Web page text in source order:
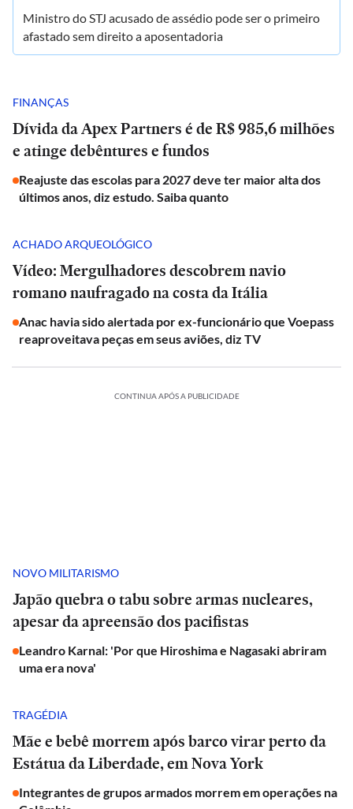
Ministro do STJ acusado de assédio pode ser o primeiro
afastado sem direito a aposentadoria
FINANÇAS
Dívida da Apex Partners é de R$ 985,6 milhões
e atinge debêntures e fundos
Reajuste das escolas para 2027 deve ter maior alta dos
últimos anos, diz estudo. Saiba quanto
ACHADO ARQUEOLÓGICO
Vídeo: Mergulhadores descobrem navio
romano naufragado na costa da Itália
Anac havia sido alertada por ex-funcionário que Voepass
reaproveitava peças em seus aviões, diz TV
CONTINUA APÓS A PUBLICIDADE
NOVO MILITARISMO
Japão quebra o tabu sobre armas nucleares,
apesar da apreensão dos pacifistas
Leandro Karnal: 'Por que Hiroshima e Nagasaki abriram
uma era nova'
TRAGÉDIA
Mãe e bebê morrem após barco virar perto da
Estátua da Liberdade, em Nova York
Integrantes de grupos armados morrem em operações na